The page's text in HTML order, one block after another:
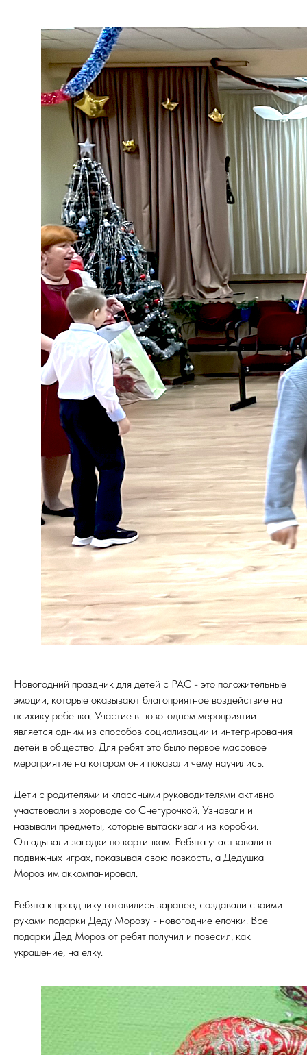
Новогодний праздник для детей с РАС - это положительные
эмоции, которые оказывают благоприятное воздействие на
психику ребенка. Участие в новогоднем мероприятии
является одним из способов социализации и интегрирования
детей в общество. Для ребят это было первое массовое
мероприятие на котором они показали чему научились.
Дети с родителями и классными руководителями активно
участвовали в хороводе со Снегурочкой. Узнавали и
называли предметы, которые вытаскивали из коробки.
Отгадывали загадки по картинкам. Ребята участвовали в
подвижных играх, показывая свою ловкость, а Дедушка
Мороз им аккомпанировал.
Ребята к празднику готовились заранее, создавали своими
руками подарки Деду Морозу - новогодние елочки. Все
подарки Дед Мороз от ребят получил и повесил, как
украшение, на елку.